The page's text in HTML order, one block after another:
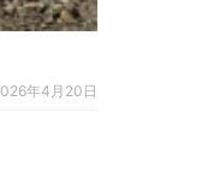
年4月20日